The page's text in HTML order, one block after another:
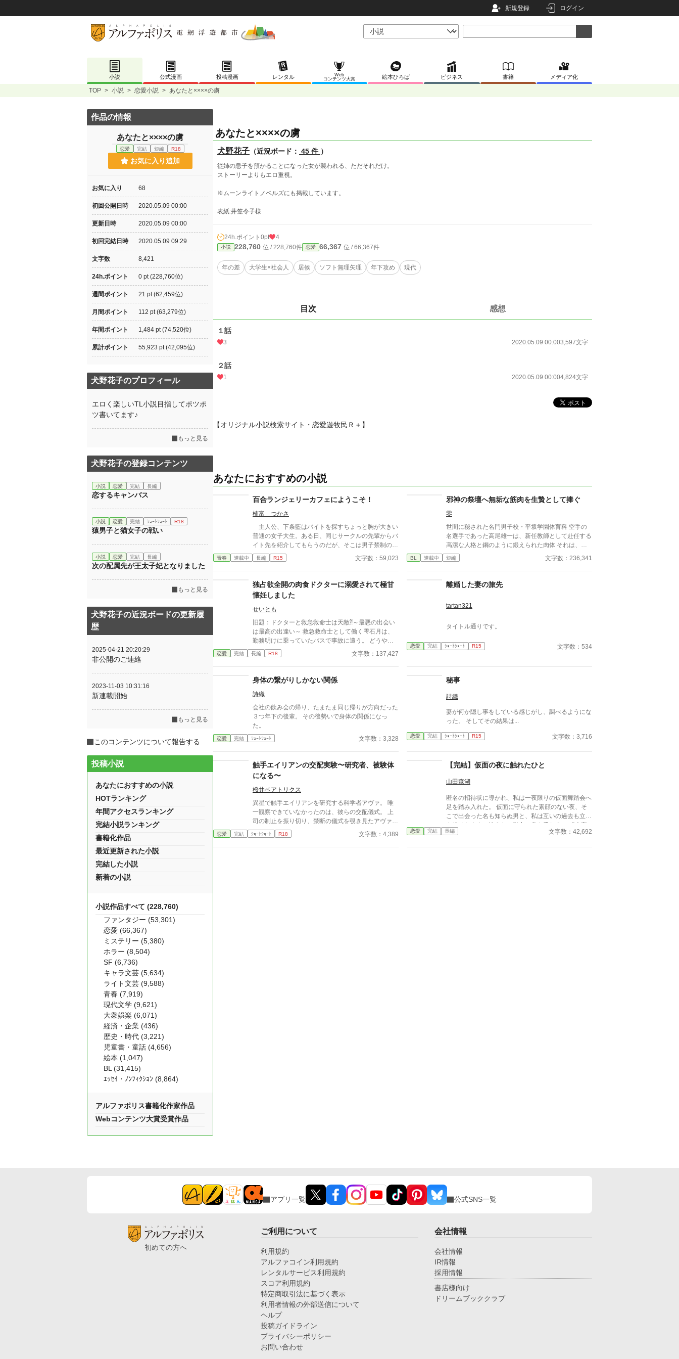
新規登録 ログイン
小説 公式漫画 投稿漫画 レンタル
Web
コンテンツ大賞
絵本ひろば ビジネス 書籍 メディア化
TOP > 小説 > 恋愛小説 > あなたと××××の虜
あなたと××××の虜
犬野花子 （近況ボード： 45 件 ）
従姉の息子を預かることになった女が襲われる、ただそれだけ。
ストーリーよりもエロ重視。
※ムーンライトノベルズにも掲載しています。
表紙:井笠令子様
24h.ポイント 0pt 4
小説 228,760 位 / 228,760件 恋愛 66,367 位 / 66,367件
年の差 大学生×社会人 居候 ソフト無理矢理 年下攻め 現代
目次 感想
１話
3 2020.05.09 00:003,597文字
２話
1 2020.05.09 00:004,824文字
【オリジナル小説検索サイト・恋愛遊牧民Ｒ＋】
あなたにおすすめの小説
百合ランジェリーカフェにようこそ！
楠富 つかさ
主人公、下条藍はバイトを探すちょっと胸が大きい
普通の女子大生。ある日、同じサークルの先輩からバ
イト先を紹介してもらうのだが、そこは男子禁制のカ
フェ併設ランジェリーショップで！？ ちょっとハ
レンチなお仕事カフェライフ、始まります！！ ※こ
とは一切関係ありません。 表紙画像はAIイラストで
す。下着が生成できないのでビキニで代用していま
す。
青春 連載中 長編 R15 文字数：59,023
邪神の祭壇へ無垢な筋肉を生贄として捧ぐ
零
世間に秘された名門男子校・平坂学園体育科 空手の
名選手であった高尾雄一は、新任教師として赴任する
高潔な人格と鋼のように鍛えられた肉体 それは、学
園にとって最高の生贄の候補に他ならなかった 至高
の筋肉を持つ、精神を削られ意志をなくした青年を太
躍する 意志をなくし筋肉の操り人形と化した“デク”
消える教師 山奥の男子校で繰り広げられるダークフ
BL 連載中 短編 文字数：236,341
独占欲全開の肉食ドクターに溺愛されて極甘
懐妊しました
せいとも
旧題：ドクターと救急救命士は天敵⁈～最悪の出会い
は最高の出逢い～ 救急救命士として働く雫石月は、
勤務明けに乗っていたバスで事故に遭う。 どうや
ら、バスの運転手が体調不良になったようだ。 乗客
にAEDを探してきてもらうように頼み、救助活動をし
スに乗り込んできた。 受け取ろうとすると邪魔だと
言われる。 そして、月のことを『チビ団子』と呼ん
だのだ。 医療従事者と思われるボサボサマスク男は
運転手の処置をして、月が文句を言う間もなく、救急
車に同乗して去ってしまった。 最悪の出会いをし、
二度と会いたくない相手の正体は⁇ 作品はフィクショ
います。
恋愛 完結 長編 R18 文字数：137,427
離婚した妻の旅先
tartan321
タイトル通りです。
恋愛 完結 ｼｮｰﾄｼｮｰﾄ R15 文字数：534
身体の繋がりしかない関係
詩織
会社の飲み会の帰り、たまたま同じ帰りが方向だった
３つ年下の後輩。 その後勢いで身体の関係になっ
た。
恋愛 完結 ｼｮｰﾄｼｮｰﾄ 文字数：3,328
秘事
詩織
妻が何か隠し事をしている感じがし、調べるようにな
った。 そしてその結果は...
恋愛 完結 ｼｮｰﾄｼｮｰﾄ R15 文字数：3,716
触手エイリアンの交配実験〜研究者、被験体
になる〜
桜井ベアトリクス
異星で触手エイリアンを研究する科学者アヴァ。 唯
一観察できていなかったのは、彼らの交配儀式。 上
司の制止を振り切り、禁断の儀式を覗き見たアヴァは
―― 交わる触手に、抑えきれない欲望を覚える。
「私も……私も交配したい」 太く長い触手が、体の
恋愛 完結 ｼｮｰﾄｼｮｰﾄ R18 文字数：4,389
【完結】仮面の夜に触れたひと
山田森湖
匿名の招待状に導かれ、私は一夜限りの仮面舞踏会へ
足を踏み入れた。 仮面に守られた素顔のない夜、そ
こで出会った名も知らぬ男と、私は互いの過去も立場
も伏せたまま、抗えない引力に身を委ねる。 「今夜
だけ」——そう約束したはずの関係は、夜明けととも
恋愛 完結 長編 文字数：42,692
作品の情報
あなたと××××の虜
恋愛 完結 短編 R18
お気に入り追加
お気に入り 68
初回公開日時 2020.05.09 00:00
更新日時 2020.05.09 00:00
初回完結日時 2020.05.09 09:29
文字数 8,421
24h.ポイント 0 pt (228,760位)
週間ポイント 21 pt (62,459位)
月間ポイント 112 pt (63,279位)
年間ポイント 1,484 pt (74,520位)
累計ポイント 55,923 pt (42,095位)
犬野花子のプロフィール
エロく楽しいTL小説目指してポツポ
ツ書いてます♪
もっと見る
犬野花子の登録コンテンツ
小説 恋愛 完結 長編
恋するキャンバス
小説 恋愛 完結 ｼｮｰﾄｼｮｰﾄ R18
猿男子と猫女子の戦い
小説 恋愛 完結 長編
次の配属先が王太子妃となりました
もっと見る
犬野花子の近況ボードの更新履
歴
2025-04-21 20:20:29
非公開のご連絡
2023-11-03 10:31:16
新連載開始
もっと見る
このコンテンツについて報告する
投稿小説
あなたにおすすめの小説
HOTランキング
年間アクセスランキング
完結小説ランキング
書籍化作品
最近更新された小説
完結した小説
新着の小説
小説作品すべて (228,760)
ファンタジー (53,301)
恋愛 (66,367)
ミステリー (5,380)
ホラー (8,504)
SF (6,736)
キャラ文芸 (5,634)
ライト文芸 (9,588)
青春 (7,919)
現代文学 (9,621)
大衆娯楽 (6,071)
経済・企業 (436)
歴史・時代 (3,221)
児童書・童話 (4,656)
絵本 (1,047)
BL (31,415)
ｴｯｾｲ・ﾉﾝﾌｨｸｼｮﾝ (8,864)
アルファポリス書籍化作家作品
Webコンテンツ大賞受賞作品
アプリ一覧 公式SNS一覧
初めての方へ
ご利用について
利用規約
アルファコイン利用規約
レンタルサービス利用規約
スコア利用規約
特定商取引法に基づく表示
利用者情報の外部送信について
ヘルプ
投稿ガイドライン
プライバシーポリシー
お問い合わせ
会社情報
会社情報
IR情報
採用情報
書店様向け
ドリームブッククラブ